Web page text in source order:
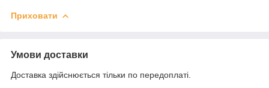
Приховати
Умови доставки
Доставка здійснюється тільки по передоплаті.